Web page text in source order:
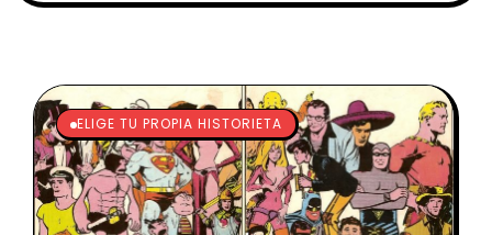
ELIGE TU PROPIA HISTORIETA